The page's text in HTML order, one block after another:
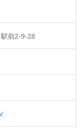
前2-9-28